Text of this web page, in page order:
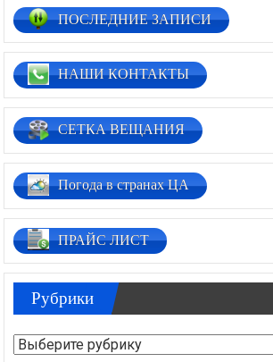
ПОСЛЕДНИЕ ЗАПИСИ
НАШИ КОНТАКТЫ
СЕТКА ВЕЩАНИЯ
Погода в странах ЦА
ПРАЙС ЛИСТ
Рубрики
Рубрики